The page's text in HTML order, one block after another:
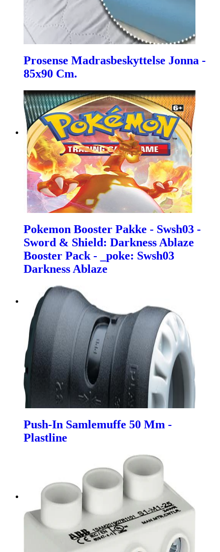
Prosense Madrasbeskyttelse Jonna -
85x90 Cm.
Pokemon Booster Pakke - Swsh03 -
Sword & Shield: Darkness Ablaze
Booster Pack - _poke: Swsh03
Darkness Ablaze
Push-In Samlemuffe 50 Mm -
Plastline